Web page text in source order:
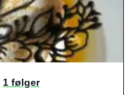
1 følger